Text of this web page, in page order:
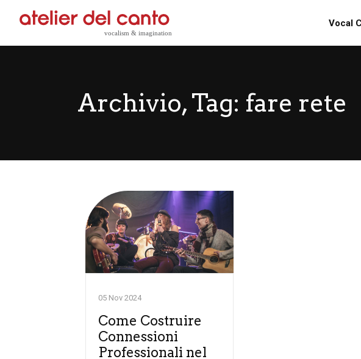
Vocal
Archivio, Tag: fare rete
05 Nov 2024
Come Costruire
Connessioni
Professionali nel